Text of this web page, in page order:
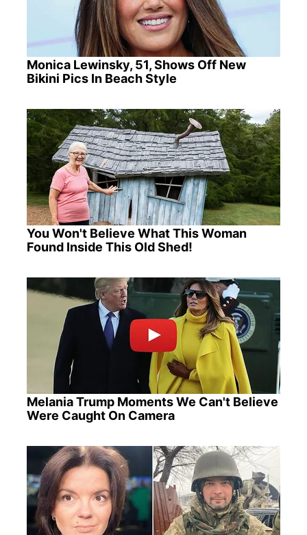
Monica Lewinsky, 51, Shows Off New
Bikini Pics In Beach Style
You Won't Believe What This Woman
Found Inside This Old Shed!
Melania Trump Moments We Can't Believe
Were Caught On Camera